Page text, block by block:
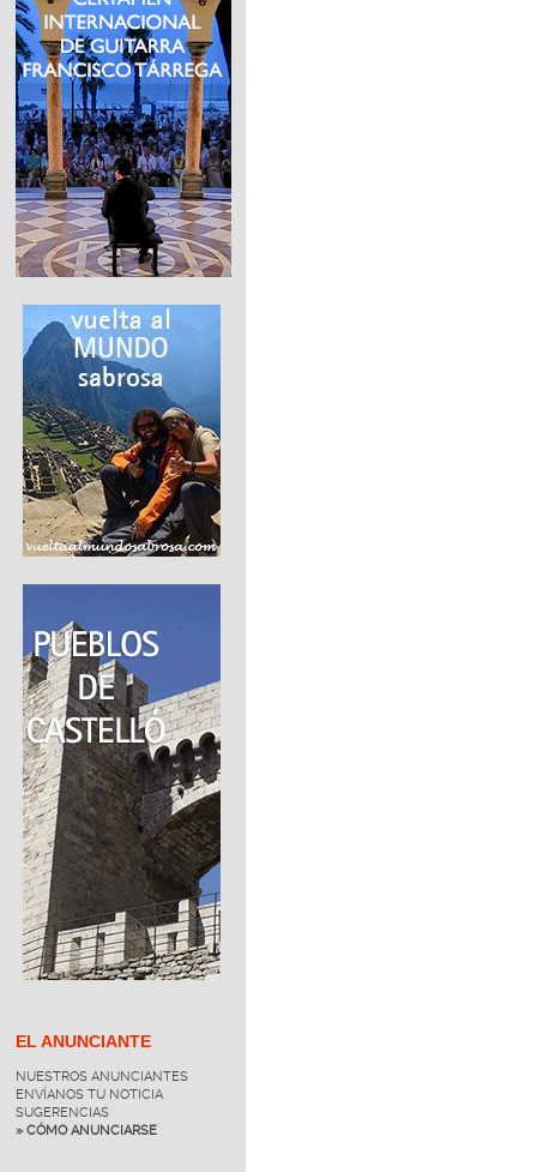
EL ANUNCIANTE
NUESTROS ANUNCIANTES
ENVÍANOS TU NOTICIA
SUGERENCIAS
» CÓMO ANUNCIARSE